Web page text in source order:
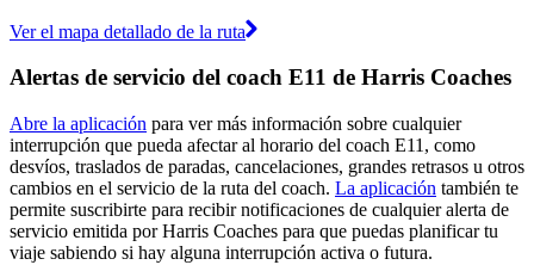
Ver el mapa detallado de la ruta
Alertas de servicio del coach E11 de Harris Coaches
Abre la aplicación para ver más información sobre cualquier
interrupción que pueda afectar al horario del coach E11, como
desvíos, traslados de paradas, cancelaciones, grandes retrasos u otros
cambios en el servicio de la ruta del coach. La aplicación también te
permite suscribirte para recibir notificaciones de cualquier alerta de
servicio emitida por Harris Coaches para que puedas planificar tu
viaje sabiendo si hay alguna interrupción activa o futura.